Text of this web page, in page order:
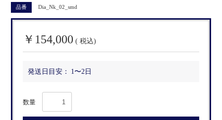
品番 Dia_Nk_02_smd
￥154,000 ( 税込)
発送日目安： 1〜2日
数量